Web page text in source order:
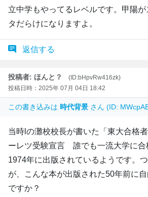
立中学もやってるレベルです。甲陽
タだらけになりますよ。
返信する
投稿者: ほんと？
(ID:bHpvRw416zk)
投稿日時：2025年 07月 04日 18:42
この書き込みは 時代背景 さん (ID:
当時lの灘校校長が書いた「東大合格
ーレツ受験宣言 誰でも一流大学に合
1974年に出版されているようです。
が、こんな本が出版された50年前に
ですか？